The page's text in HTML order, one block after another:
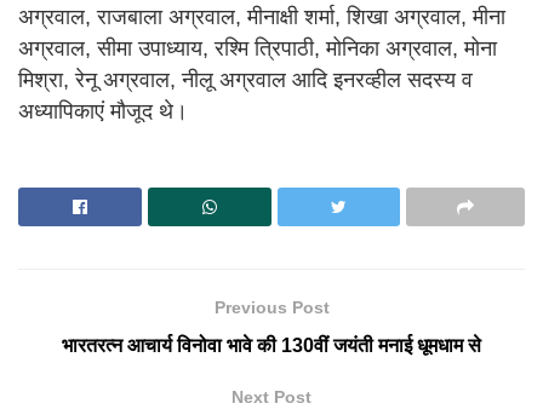
अग्रवाल, राजबाला अग्रवाल, मीनाक्षी शर्मा, शिखा अग्रवाल, मीना
अग्रवाल, सीमा उपाध्याय, रश्मि त्रिपाठी, मोनिका अग्रवाल, मोना
मिश्रा, रेनू अग्रवाल, नीलू अग्रवाल आदि इनरव्हील सदस्य व
अध्यापिकाएं मौजूद थे।
Previous Post
भारतरत्न आचार्य विनोवा भावे की 130वीं जयंती मनाई धूमधाम से
Next Post